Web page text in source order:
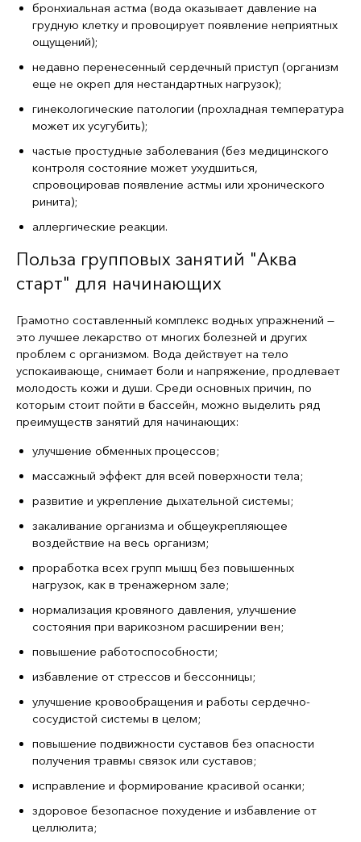
бронхиальная астма (вода оказывает давление на
грудную клетку и провоцирует появление неприятных
ощущений);
недавно перенесенный сердечный приступ (организм
еще не окреп для нестандартных нагрузок);
гинекологические патологии (прохладная температура
может их усугубить);
частые простудные заболевания (без медицинского
контроля состояние может ухудшиться,
спровоцировав появление астмы или хронического
ринита);
аллергические реакции.
Польза групповых занятий "Аква
старт" для начинающих
Грамотно составленный комплекс водных упражнений —
это лучшее лекарство от многих болезней и других
проблем с организмом. Вода действует на тело
успокаивающе, снимает боли и напряжение, продлевает
молодость кожи и души. Среди основных причин, по
которым стоит пойти в бассейн, можно выделить ряд
преимуществ занятий для начинающих:
улучшение обменных процессов;
массажный эффект для всей поверхности тела;
развитие и укрепление дыхательной системы;
закаливание организма и общеукрепляющее
воздействие на весь организм;
проработка всех групп мышц без повышенных
нагрузок, как в тренажерном зале;
нормализация кровяного давления, улучшение
состояния при варикозном расширении вен;
повышение работоспособности;
избавление от стрессов и бессонницы;
улучшение кровообращения и работы сердечно-
сосудистой системы в целом;
повышение подвижности суставов без опасности
получения травмы связок или суставов;
исправление и формирование красивой осанки;
здоровое безопасное похудение и избавление от
целлюлита;